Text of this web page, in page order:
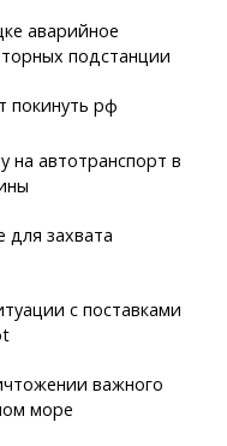
аварийное
подстанции
покинуть рф
на автотранспорт в
для захвата
с поставками
важного
море